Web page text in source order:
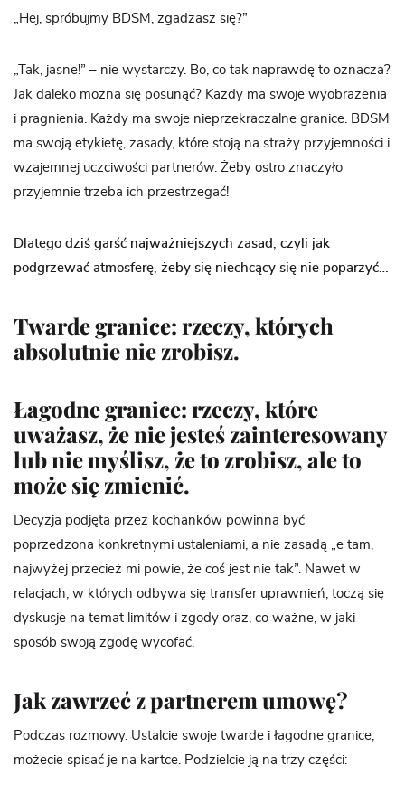
„Hej, spróbujmy BDSM, zgadzasz się?”
„Tak, jasne!” – nie wystarczy. Bo, co tak naprawdę to oznacza?
Jak daleko można się posunąć? Każdy ma swoje wyobrażenia
i pragnienia. Każdy ma swoje nieprzekraczalne granice. BDSM
ma swoją etykietę, zasady, które stoją na straży przyjemności i
wzajemnej uczciwości partnerów. Żeby ostro znaczyło
przyjemnie trzeba ich przestrzegać!
Dlatego dziś garść najważniejszych zasad, czyli jak
podgrzewać atmosferę, żeby się niechcący się nie poparzyć…
Twarde granice:rzeczy, których
absolutnie nie zrobisz.
Łagodne granice:rzeczy, które
uważasz, że nie jesteś zainteresowany
lub nie myślisz, że to zrobisz, ale to
może się zmienić.
Decyzja podjęta przez kochanków powinna być
poprzedzona konkretnymi ustaleniami, a nie zasadą „e tam,
najwyżej przecież mi powie, że coś jest nie tak”. Nawet w
relacjach, w których odbywa się transfer uprawnień, toczą się
dyskusje na temat limitów i zgody oraz, co ważne, w jaki
sposób swoją zgodę wycofać.
Jak zawrzeć z partnerem umowę?
Podczas rozmowy. Ustalcie swoje twarde i łagodne granice,
możecie spisać je na kartce. Podzielcie ją na trzy części: